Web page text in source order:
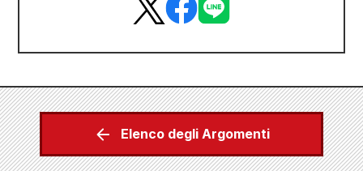
Elenco degli Argomenti